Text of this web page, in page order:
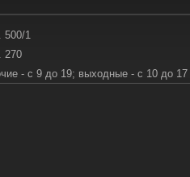
500/1
270
- с 9 до 19; выходные - с 10 до 17